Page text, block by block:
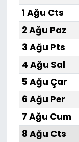
1 Ağu Cts
2 Ağu Paz
3 Ağu Pts
4 Ağu Sal
5 Ağu Çar
6 Ağu Per
7 Ağu Cum
8 Ağu Cts